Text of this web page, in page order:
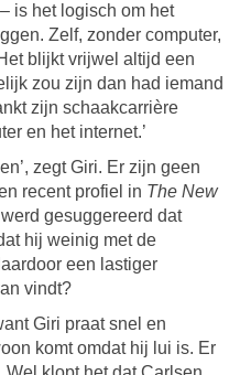
is het logisch om het
Zelf, zonder computer,
blijkt vrijwel altijd een
zou zijn dan had iemand
zijn schaakcarrière
en het internet.’
zegt Giri. Er zijn geen
recent profiel in The New
gesuggereerd dat
hij weinig met de
een lastiger
vindt?
Giri praat snel en
komt omdat hij lui is. Er